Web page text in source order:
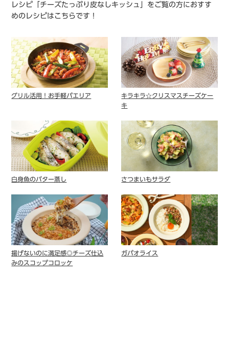
レシピ「チーズたっぷり⽪なしキッシュ」をご覧の方におすす
めのレシピはこちらです！
グリル活用！お手軽パエリア
キラキラ☆クリスマスチーズケー
キ
白身魚のバター蒸し さつまいもサラダ
揚げないのに満足感◎チーズ仕込
みのスコップコロッケ
ガパオライス